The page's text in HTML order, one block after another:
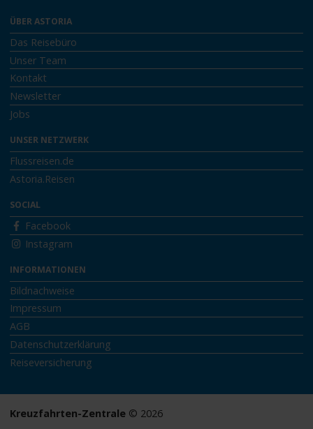
ÜBER ASTORIA
Das Reisebüro
Unser Team
Kontakt
Newsletter
Jobs
UNSER NETZWERK
Flussreisen.de
Astoria.Reisen
SOCIAL
Facebook
Instagram
INFORMATIONEN
Bildnachweise
Impressum
AGB
Datenschutzerklärung
Reiseversicherung
Kreuzfahrten-Zentrale © 2026